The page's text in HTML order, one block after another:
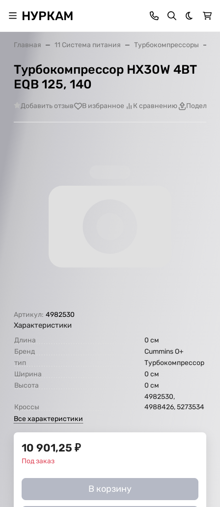
НУРКАМ Темная
Главная 11 Система питания Турбокомпрессоры
Турбокомпрессор HX30W 4BT
EQB 125, 140
Добавить отзыв В избранное К сравнению
Артикул: 4982530
Характеристики
Длина
0 см
Бренд
Cummins O+
тип
Турбокомпрессор
Ширина
0 см
Высота
0 см
Кроссы
4982530,
4988426, 5273534
Все характеристики
10 901,25 ₽
Под заказ
В корзину